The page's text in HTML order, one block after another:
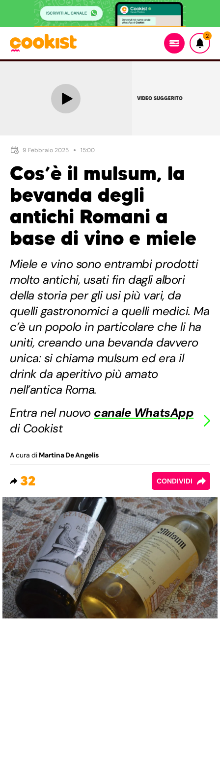
2
VIDEO SUGGERITO
9 Febbraio 2025 15:00
Cos’è il mulsum, la
bevanda degli
antichi Romani a
base di vino e miele
Miele e vino sono entrambi prodotti
molto antichi, usati fin dagli albori
della storia per gli usi più vari, da
quelli gastronomici a quelli medici. Ma
c’è un popolo in particolare che li ha
uniti, creando una bevanda davvero
unica: si chiama mulsum ed era il
drink da aperitivo più amato
nell’antica Roma.
Entra nel nuovo canale WhatsApp
di Cookist
A cura di Martina De Angelis
32 CONDIVIDI